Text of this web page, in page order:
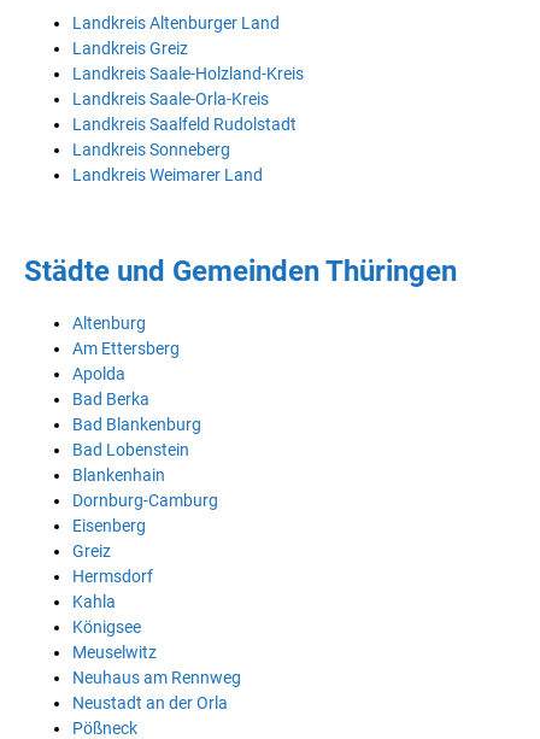
Landkreis Altenburger Land
Landkreis Greiz
Landkreis Saale-Holzland-Kreis
Landkreis Saale-Orla-Kreis
Landkreis Saalfeld Rudolstadt
Landkreis Sonneberg
Landkreis Weimarer Land
Städte und Gemeinden Thüringen
Altenburg
Am Ettersberg
Apolda
Bad Berka
Bad Blankenburg
Bad Lobenstein
Blankenhain
Dornburg-Camburg
Eisenberg
Greiz
Hermsdorf
Kahla
Königsee
Meuselwitz
Neuhaus am Rennweg
Neustadt an der Orla
Pößneck